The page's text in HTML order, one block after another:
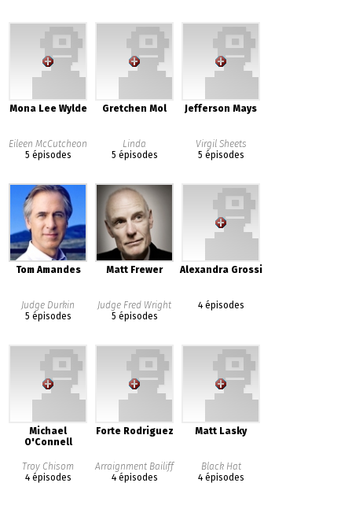
Mona Lee Wylde
Eileen McCutcheon
5 épisodes
Gretchen Mol
Linda
5 épisodes
Jefferson Mays
Virgil Sheets
5 épisodes
Tom Amandes
Judge Durkin
5 épisodes
Matt Frewer
Judge Fred Wright
5 épisodes
Alexandra Grossi
4 épisodes
Michael
O'Connell
Troy Chisom
4 épisodes
Forte Rodriguez
Arraignment Bailiff
4 épisodes
Matt Lasky
Black Hat
4 épisodes